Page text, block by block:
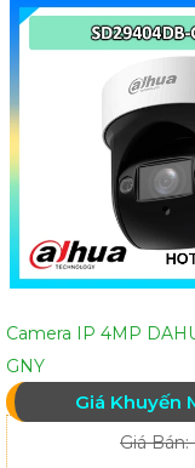
Camera IP 4MP
GNY
Giá Khuyến
Giá